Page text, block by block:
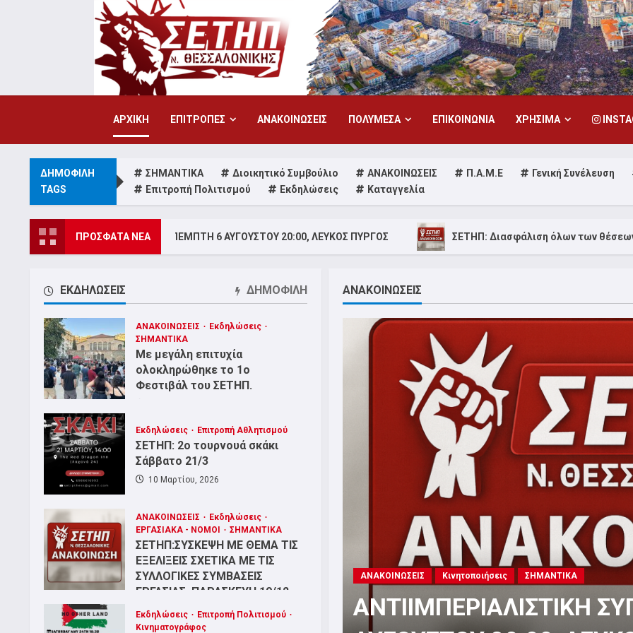
ΑΡΧΙΚΗ ΕΠΙΤΡΟΠΕΣ ΑΝΑΚΟΙΝΩΣΕΙΣ ΠΟΛΥΜΕΣΑ ΕΠΙΚΟΙΝΩΝΙΑ ΧΡΗΣΙΜΑ
ΔΗΜΟΦΙΛΗ
TAGS
ΣΗΜΑΝΤΙΚΑ Διοικητικό Συμβούλιο ΑΝΑΚΟΙΝΩΣΕΙΣ Π.Α.Μ.Ε Γενική Συνέλευση
Επιτροπή Πολιτισμού
Εκδηλώσεις Καταγγελία
ΠΡΟΣΦΑΤΑ ΝΕΑ
ΣΥΓΚΕΝΤΡΩΣΗ ΠΕΜΠΤΗ 6 ΑΥΓΟΥΣΤΟΥ 20:00, ΛΕΥΚΟΣ ΠΥΡΓΟΣ ΣΕΤΗΠ: Διασφάλιση όλων των θέσεων εργασίας στην
ΑΝΑΚΟΙΝΩΣΕΙΣ
ΣΥΓΚΕΝΤΡΩΣΗ ΠΕΜΠΤΗ 6
Αλληλεγγύη ΑΝΑΚΟΙΝΩΣΕΙΣ Καταγγελία ΣΗΜΑΝΤΙΚΑ
ΣΕΤΗΠ: Διασφάλιση
ΕΚΔΗΛΩΣΕΙΣ ΔΗΜΟΦΙΛΗ
ΑΝΑΚΟΙΝΩΣΕΙΣ
Εκδηλώσεις
ΣΗΜΑΝΤΙΚΑ
Με μεγάλη επιτυχία
ολοκληρώθηκε το 1ο
Φεστιβάλ του ΣΕΤΗΠ.
Εκδηλώσεις Επιτροπή Αθλητισμού
ΣΕΤΗΠ: 2ο τουρνουά σκάκι
Σάββατο 21/3
10 Μαρτίου, 2026
ΑΝΑΚΟΙΝΩΣΕΙΣ
Εκδηλώσεις
ΕΡΓΑΣΙΑΚΑ - ΝΟΜΟΙ
ΣΗΜΑΝΤΙΚΑ
ΣΕΤΗΠ:ΣΥΣΚΕΨΗ ΜΕ ΘΕΜΑ ΤΙΣ
ΕΞΕΛΙΞΕΙΣ ΣΧΕΤΙΚΑ ΜΕ ΤΙΣ
ΣΥΛΛΟΓΙΚΕΣ ΣΥΜΒΑΣΕΙΣ
ΕΡΓΑΣΙΑΣ. ΠΑΡΑΣΚΕΥΗ 19/12,
19:00, ΕΡΓΑΤΙΚΟ ΚΕΝΤΡΟ
17 Δεκεμβρίου, 2025
Εκδηλώσεις
Επιτροπή Πολιτισμού
Κινηματογράφος